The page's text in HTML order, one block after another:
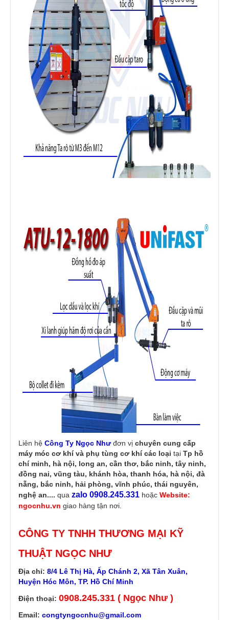
Liên hệ Công Ty Ngọc Nhưđơn vị chuyên cung cấp
máy móc cơ khí và phụ tùng cơ khí các loại tại Tp hồ
chí minh, hà nội, long an, cần thơ, bắc ninh, tây ninh,
đồng nai, vũng tàu, khánh hòa, thanh hóa, hà nội, đà
nẵng, bắc ninh, hải phòng, vĩnh phúc, thái nguyên,
nghệ an.... qua zalo 0908.245.331 hoặc Website:
ngocnhu.vn giao hàng tận nơi.
CÔNG TY TNHH THƯƠNG MẠI KỸ
THUẬT NGỌC NHƯ
Địa chỉ: 8/4 Lê Thị Hà, Ấp Chánh 2, Xã Tân Xuân,
Huyện Hóc Môn, TP. Hồ Chí Minh
Điện thoại: 0908.245.331 ( Ngọc Như )
Email: congtyngocnhu@gmail.com